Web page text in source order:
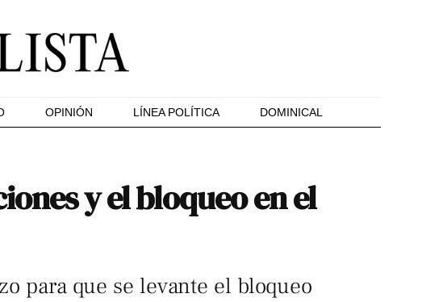
OPINIÓN LÍNEA POLÍTICA DOMINICAL
y el bloqueo en el
para que se levante el bloqueo